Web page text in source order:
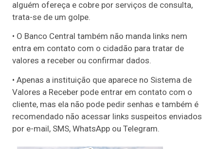
alguém ofereça e cobre por serviços de consulta,
trata-se de um golpe.
• O Banco Central também não manda links nem
entra em contato com o cidadão para tratar de
valores a receber ou confirmar dados.
• Apenas a instituição que aparece no Sistema de
Valores a Receber pode entrar em contato com o
cliente, mas ela não pode pedir senhas e também é
recomendado não acessar links suspeitos enviados
por e-mail, SMS, WhatsApp ou Telegram.